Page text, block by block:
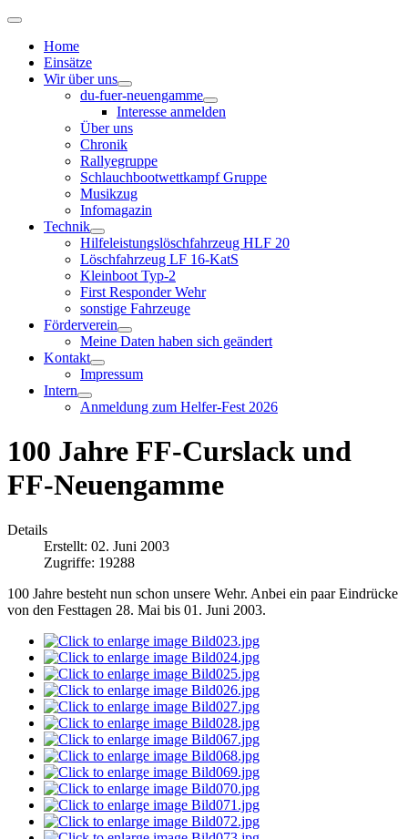
Home
Einsätze
Wir über uns
du-fuer-neuengamme
Interesse anmelden
Über uns
Chronik
Rallyegruppe
Schlauchbootwettkampf Gruppe
Musikzug
Infomagazin
Technik
Hilfeleistungslöschfahrzeug HLF 20
Löschfahrzeug LF 16-KatS
Kleinboot Typ-2
First Responder Wehr
sonstige Fahrzeuge
Förderverein
Meine Daten haben sich geändert
Kontakt
Impressum
Intern
Anmeldung zum Helfer-Fest 2026
100 Jahre FF-Curslack und
FF-Neuengamme
Details
Erstellt: 02. Juni 2003
Zugriffe: 19288
100 Jahre besteht nun schon unsere Wehr. Anbei ein paar Eindrücke
von den Festtagen 28. Mai bis 01. Juni 2003.